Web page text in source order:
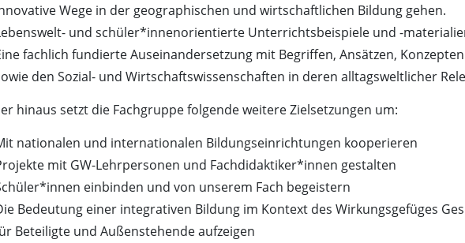
Wege in der geographischen und wirtschaftlichen Bildung gehen.
und schüler*innenorientierte Unterrichtsbeispiele und -
fachlich fundierte Auseinandersetzung mit Begriffen, Ansätzen,
den Sozial- und Wirtschaftswissenschaften in deren alltagsweltlicher
hinaus setzt die Fachgruppe folgende weitere Zielsetzungen um:
nationalen und internationalen Bildungseinrichtungen kooperieren
mit GW-Lehrpersonen und Fachdidaktiker*innen gestalten
einbinden und von unserem Fach begeistern
Bedeutung einer integrativen Bildung im Kontext des Wirkungsgefüges
Beteiligte und Außenstehende aufzeigen